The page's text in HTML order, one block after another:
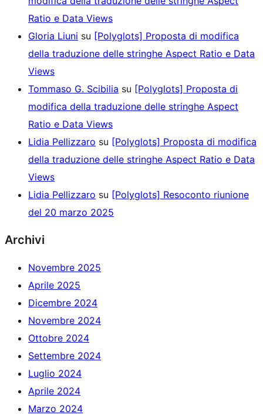
Ratio e Data Views
Gloria Liuni su [Polyglots] Proposta di modifica
della traduzione delle stringhe Aspect Ratio e Data
Views
Tommaso G. Scibilia su [Polyglots] Proposta di
modifica della traduzione delle stringhe Aspect
Ratio e Data Views
Lidia Pellizzaro su [Polyglots] Proposta di modifica
della traduzione delle stringhe Aspect Ratio e Data
Views
Lidia Pellizzaro su [Polyglots] Resoconto riunione
del 20 marzo 2025
Archivi
Novembre 2025
Aprile 2025
Dicembre 2024
Novembre 2024
Ottobre 2024
Settembre 2024
Luglio 2024
Aprile 2024
Marzo 2024